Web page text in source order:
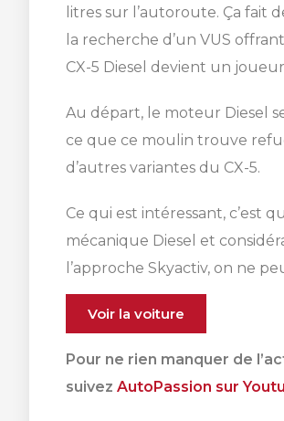
litres sur l’autoroute. Ça fait
la recherche d’un VUS
CX-5 Diesel devient un
Au départ, le moteur Diesel
ce que ce moulin trouve
d’autres variantes du CX-5.
Ce qui est intéressant, c’est
mécanique Diesel et
l’approche Skyactiv, on ne
Voir la voiture
Pour ne rien manquer de
suivez AutoPassion sur